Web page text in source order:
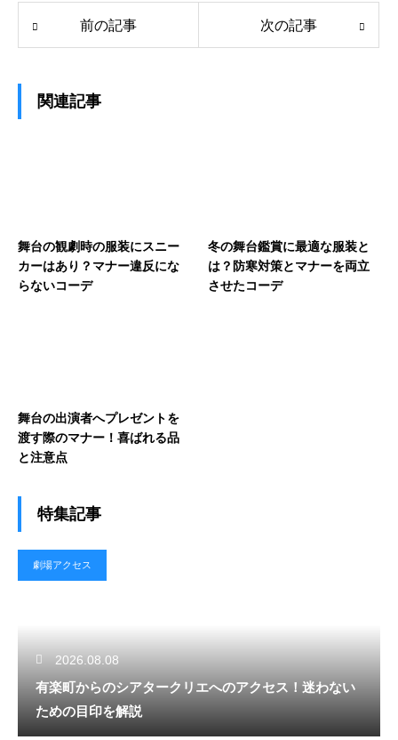
前の記事 次の記事
関連記事
舞台の観劇時の服装にスニー
カーはあり？マナー違反にな
らないコーデ
冬の舞台鑑賞に最適な服装と
は？防寒対策とマナーを両立
させたコーデ
舞台の出演者へプレゼントを
渡す際のマナー！喜ばれる品
と注意点
特集記事
劇場アクセス
2026.08.08
有楽町からのシアタークリエへのアクセス！迷わない
ための目印を解説